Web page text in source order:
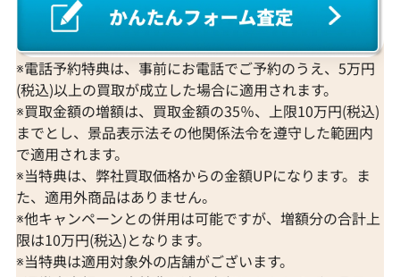
参考買取価格
1,274,000
2026年3月11日時点
参考買取価格
2026年2月11日
※電話予約特典は、事前にお電話でご予約のうえ、5万円
(税込)以上の買取が成立した場合に適用されます。
※買取金額の増額は、買取金額の35％、上限10万円(税込)
までとし、景品表示法その他関係法令を遵守した範囲内
で適用されます。
※当特典は、弊社買取価格からの金額UPになります。ま
た、適用外商品はありません。
※他キャンペーンとの併用は可能ですが、増額分の合計上
限は10万円(税込)となります。
※当特典は適用対象外の店舗がございます。